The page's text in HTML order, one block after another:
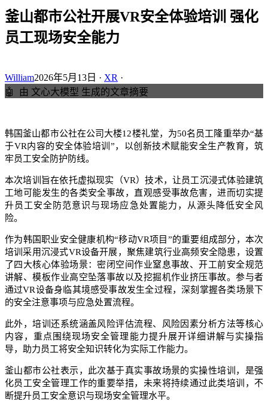
釜山都市公社开展VR安全体验培训 强化
员工现场安全能力
William2026年5月13日 · XR ·
🤖
由 文心大模型 生成的文章摘要
韩国釜山都市公社在公司大楼12楼礼堂，为50名员工隆重举办“基
于VR内容的安全体验培训”，以创新技术赋能安全生产教育，筑
牢员工安全防护防线。
本次培训旨在依托虚拟现实（VR）技术，让员工沉浸式体验建筑
工地可能发生的各类安全事故，直观感受事故危害，进而切实提
升员工安全防范意识与现场应急处置能力，从源头降低安全风
险。
作为韩国职业安全健康机构“移动VR项目”的重要组成部分，本次
培训采用沉浸式VR设备开展，聚焦建筑行业高频安全隐患，设置
了四大核心体验场景：密闭空间作业窒息事故、开工前安全规范
讲解、模板作业高空坠落事故以及挖掘机作业挤压事故。参与者
通过VR设备身临其境感受事故发生全过程，深刻掌握各类场景下
的安全注意事项与应急处置流程。
此外，培训还系统涵盖风险评估流程、风险因素分析方法等核心
内容，重点围绕现场安全管理能力提升展开详细讲解与实操指
导，助力员工将安全知识转化为实际工作能力。
釜山都市公社表示，此次基于真实事故场景的实操性培训，是强
化员工安全管理工作的重要举措，未来将持续通过此类培训，不
断提升员工安全意识与现场安全管理水平。